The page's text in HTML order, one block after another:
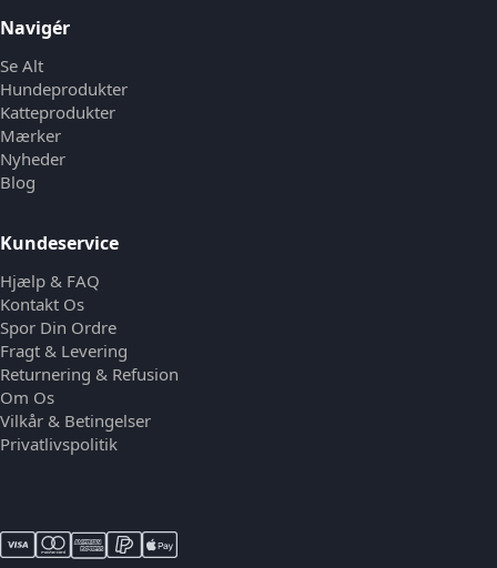
Navigér
Se Alt
Hundeprodukter
Katteprodukter
Mærker
Nyheder
Blog
Kundeservice
Hjælp & FAQ
Kontakt Os
Spor Din Ordre
Fragt & Levering
Returnering & Refusion
Om Os
Vilkår & Betingelser
Privatlivspolitik